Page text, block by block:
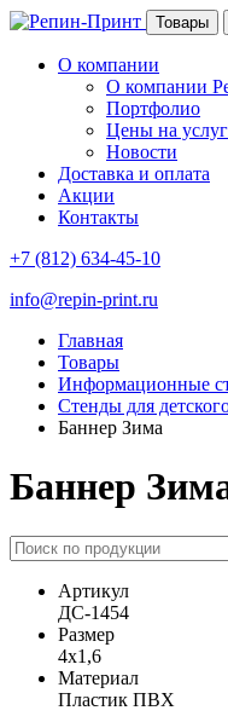
Товары
О компании
О компании
Портфолио
Цены на
Новости
Доставка и оплата
Акции
Контакты
+7 (812) 634-45-10
info@repin-print.ru
Главная
Товары
Информационные
Стенды для
Баннер Зима
Баннер
Артикул
ДС-1454
Размер
4х1,6
Материал
Пластик ПВХ